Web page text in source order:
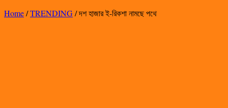
Home/TRENDING/দশ হাজার ই-রিকশা নামছে পথে